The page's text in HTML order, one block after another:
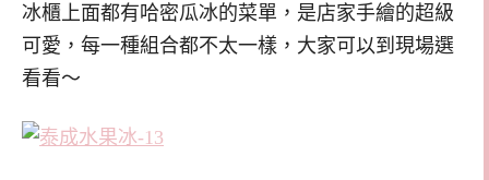
冰櫃上面都有哈密瓜冰的菜單，是店家手繪的超級
可愛，每一種組合都不太一樣，大家可以到現場選
看看～